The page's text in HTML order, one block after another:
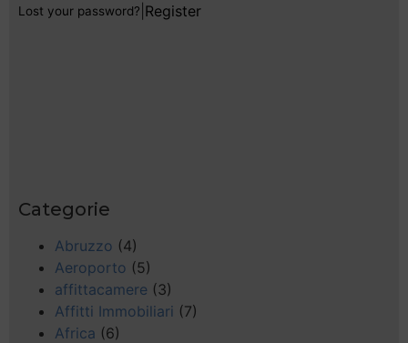
Lost your password? Register
Categorie
Abruzzo (4)
Aeroporto (5)
affittacamere (3)
Affitti Immobiliari (7)
Africa (6)